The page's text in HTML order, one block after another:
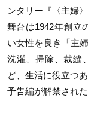
ンタリー『〈主婦
舞台は1942年創立
い女性を良き「主
洗濯、掃除、裁縫
ど、生活に役立つ
予告編が解禁された